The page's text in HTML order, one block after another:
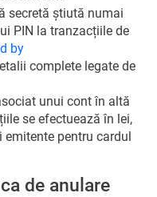
secretă știută numai
PIN la tranzacțiile de
by
complete legate de
unui cont în altă
se efectuează în lei,
pentru cardul
de anulare